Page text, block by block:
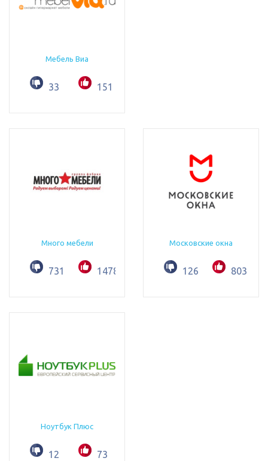
Мебель Виа
33 151
Много мебели
731 1478
Московские окна
126 803
Ноутбук Плюс
12 73